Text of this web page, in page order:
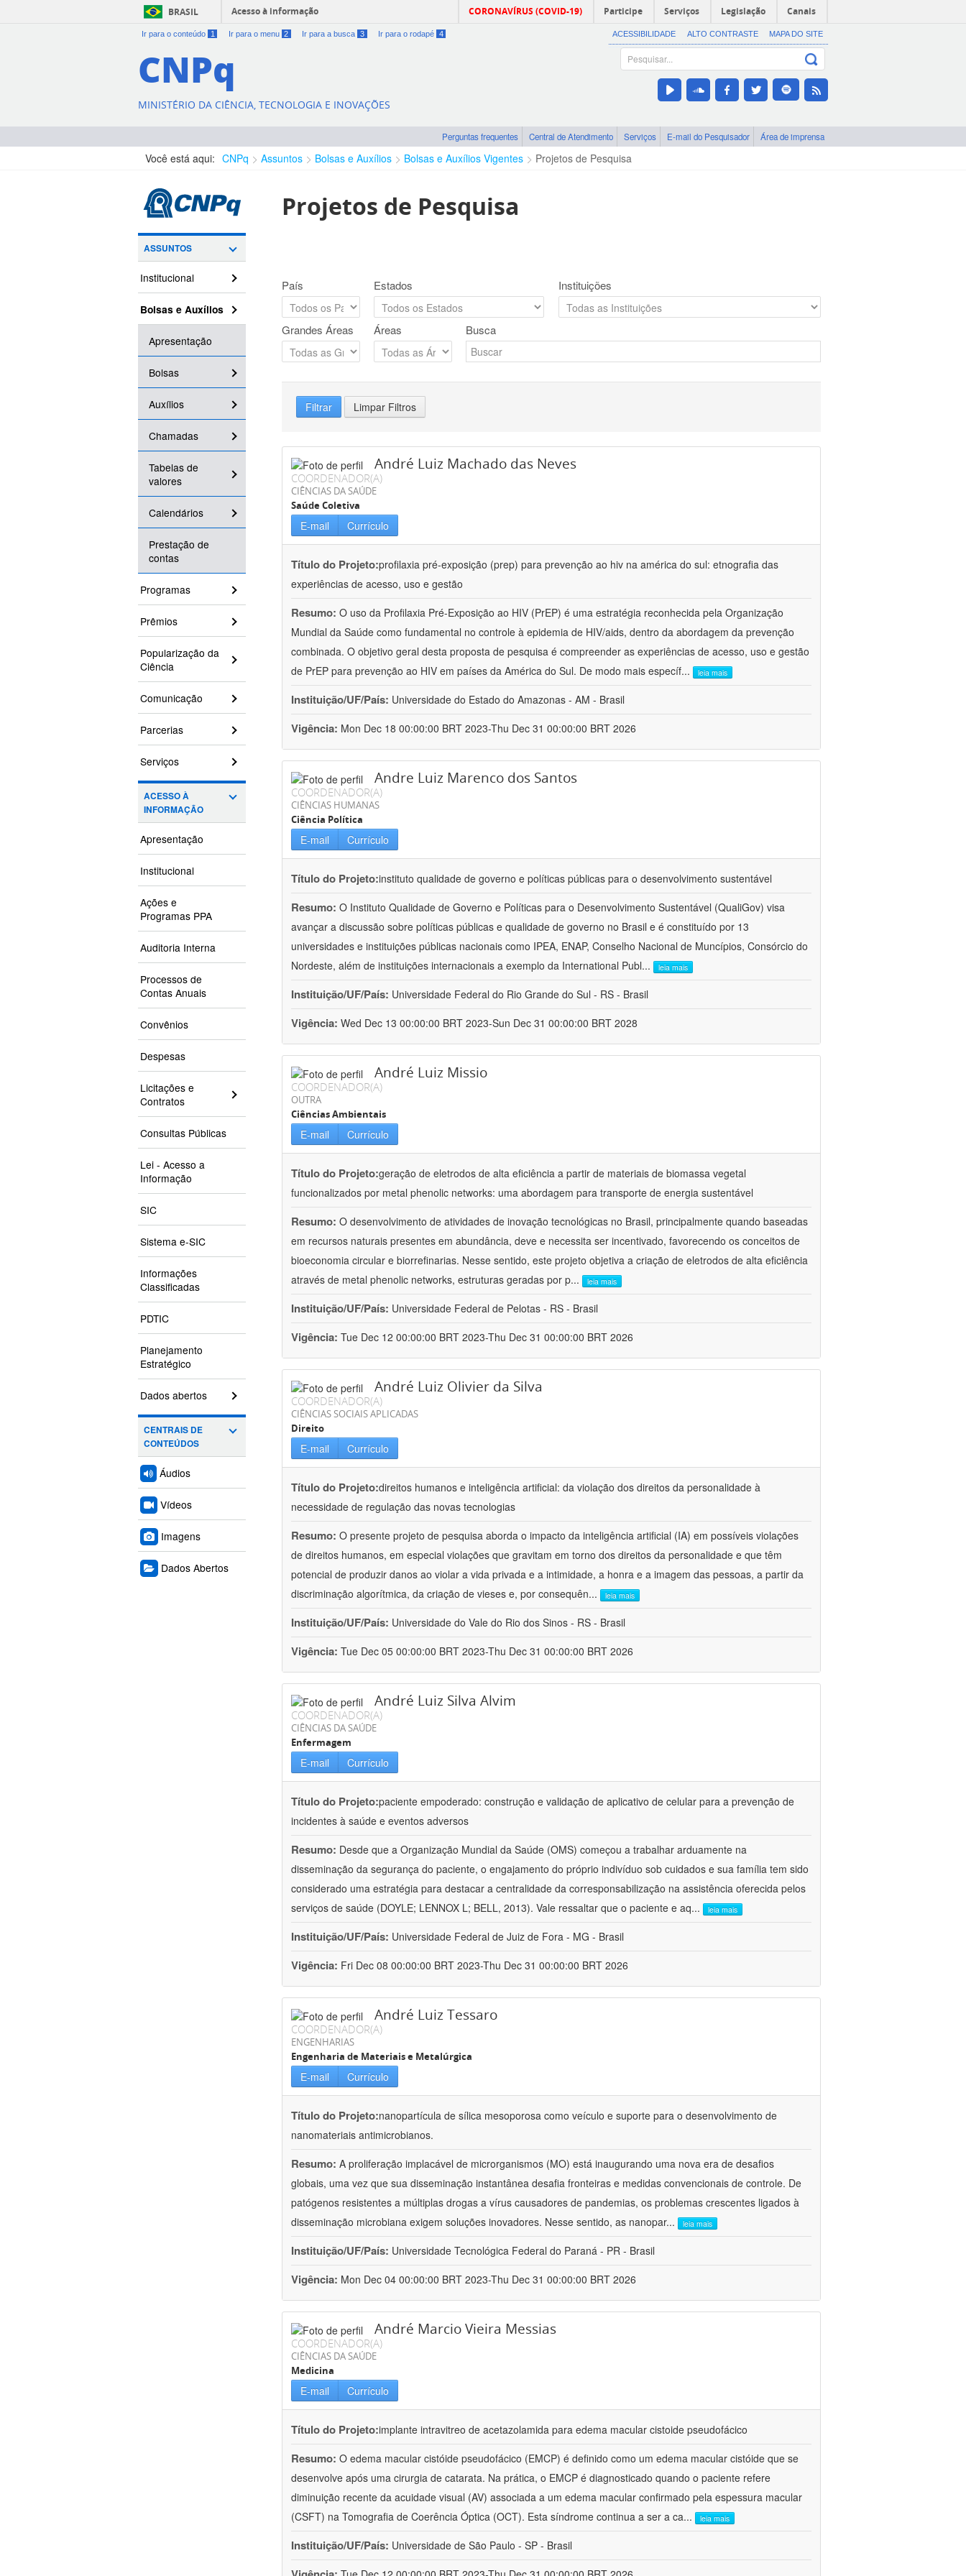
BRASIL Acesso à informação CORONAVÍRUS (COVID-19) Participe Serviços Legislação Canais
Ir para o conteúdo 1 Ir para o menu 2 Ir para a busca 3 Ir para o rodapé 4 ACESSIBILIDADE ALTO CONTRASTE MAPA DO SITE
CNPq
MINISTÉRIO DA CIÊNCIA, TECNOLOGIA E INOVAÇÕES
Perguntas frequentes Central de Atendimento Serviços E-mail do Pesquisador Área de imprensa
Você está aqui: CNPq Assuntos Bolsas e Auxílios Bolsas e Auxílios Vigentes Projetos de Pesquisa
ASSUNTOS
Institucional
Bolsas e Auxílios
Apresentação
Bolsas
Auxílios
Chamadas
Tabelas de
valores
Calendários
Prestação de
contas
Programas
Prêmios
Popularização da
Ciência
Comunicação
Parcerias
Serviços
ACESSO À
INFORMAÇÃO
Apresentação
Institucional
Ações e
Programas PPA
Auditoria Interna
Processos de
Contas Anuais
Convênios
Despesas
Licitações e
Contratos
Consultas Públicas
Lei - Acesso a
Informação
SIC
Sistema e-SIC
Informações
Classificadas
PDTIC
Planejamento
Estratégico
Dados abertos
CENTRAIS DE
CONTEÚDOS
Áudios
Vídeos
Imagens
Dados Abertos
Projetos de Pesquisa
País Estados Instituições
Grandes Áreas Áreas Busca
Filtrar Limpar Filtros
André Luiz Machado das Neves
COORDENADOR(A)
CIÊNCIAS DA SAÚDE
Saúde Coletiva
E-mail Currículo
Título do Projeto:profilaxia pré-exposição (prep) para prevenção ao hiv na américa do sul: etnografia das
experiências de acesso, uso e gestão
Resumo: O uso da Profilaxia Pré-Exposição ao HIV (PrEP) é uma estratégia reconhecida pela Organização
Mundial da Saúde como fundamental no controle à epidemia de HIV/aids, dentro da abordagem da prevenção
combinada. O objetivo geral desta proposta de pesquisa é compreender as experiências de acesso, uso e gestão
de PrEP para prevenção ao HIV em países da América do Sul. De modo mais específ... leia mais
Instituição/UF/País: Universidade do Estado do Amazonas - AM - Brasil
Vigência: Mon Dec 18 00:00:00 BRT 2023-Thu Dec 31 00:00:00 BRT 2026
Andre Luiz Marenco dos Santos
COORDENADOR(A)
CIÊNCIAS HUMANAS
Ciência Política
E-mail Currículo
Título do Projeto:instituto qualidade de governo e políticas públicas para o desenvolvimento sustentável
Resumo: O Instituto Qualidade de Governo e Políticas para o Desenvolvimento Sustentável (QualiGov) visa
avançar a discussão sobre políticas públicas e qualidade de governo no Brasil e é constituído por 13
universidades e instituições públicas nacionais como IPEA, ENAP, Conselho Nacional de Muncípios, Consórcio do
Nordeste, além de instituições internacionais a exemplo da International Publ... leia mais
Instituição/UF/País: Universidade Federal do Rio Grande do Sul - RS - Brasil
Vigência: Wed Dec 13 00:00:00 BRT 2023-Sun Dec 31 00:00:00 BRT 2028
André Luiz Missio
COORDENADOR(A)
OUTRA
Ciências Ambientais
E-mail Currículo
Título do Projeto:geração de eletrodos de alta eficiência a partir de materiais de biomassa vegetal
funcionalizados por metal phenolic networks: uma abordagem para transporte de energia sustentável
Resumo: O desenvolvimento de atividades de inovação tecnológicas no Brasil, principalmente quando baseadas
em recursos naturais presentes em abundância, deve e necessita ser incentivado, favorecendo os conceitos de
bioeconomia circular e biorrefinarias. Nesse sentido, este projeto objetiva a criação de eletrodos de alta eficiência
através de metal phenolic networks, estruturas geradas por p... leia mais
Instituição/UF/País: Universidade Federal de Pelotas - RS - Brasil
Vigência: Tue Dec 12 00:00:00 BRT 2023-Thu Dec 31 00:00:00 BRT 2026
André Luiz Olivier da Silva
COORDENADOR(A)
CIÊNCIAS SOCIAIS APLICADAS
Direito
E-mail Currículo
Título do Projeto:direitos humanos e inteligência artificial: da violação dos direitos da personalidade à
necessidade de regulação das novas tecnologias
Resumo: O presente projeto de pesquisa aborda o impacto da inteligência artificial (IA) em possíveis violações
de direitos humanos, em especial violações que gravitam em torno dos direitos da personalidade e que têm
potencial de produzir danos ao violar a vida privada e a intimidade, a honra e a imagem das pessoas, a partir da
discriminação algorítmica, da criação de vieses e, por consequên... leia mais
Instituição/UF/País: Universidade do Vale do Rio dos Sinos - RS - Brasil
Vigência: Tue Dec 05 00:00:00 BRT 2023-Thu Dec 31 00:00:00 BRT 2026
André Luiz Silva Alvim
COORDENADOR(A)
CIÊNCIAS DA SAÚDE
Enfermagem
E-mail Currículo
Título do Projeto:paciente empoderado: construção e validação de aplicativo de celular para a prevenção de
incidentes à saúde e eventos adversos
Resumo: Desde que a Organização Mundial da Saúde (OMS) começou a trabalhar arduamente na
disseminação da segurança do paciente, o engajamento do próprio indivíduo sob cuidados e sua família tem sido
considerado uma estratégia para destacar a centralidade da corresponsabilização na assistência oferecida pelos
serviços de saúde (DOYLE; LENNOX L; BELL, 2013). Vale ressaltar que o paciente e aq... leia mais
Instituição/UF/País: Universidade Federal de Juiz de Fora - MG - Brasil
Vigência: Fri Dec 08 00:00:00 BRT 2023-Thu Dec 31 00:00:00 BRT 2026
André Luiz Tessaro
COORDENADOR(A)
ENGENHARIAS
Engenharia de Materiais e Metalúrgica
E-mail Currículo
Título do Projeto:nanopartícula de sílica mesoporosa como veículo e suporte para o desenvolvimento de
nanomateriais antimicrobianos.
Resumo: A proliferação implacável de microrganismos (MO) está inaugurando uma nova era de desafios
globais, uma vez que sua disseminação instantânea desafia fronteiras e medidas convencionais de controle. De
patógenos resistentes a múltiplas drogas a vírus causadores de pandemias, os problemas crescentes ligados à
disseminação microbiana exigem soluções inovadores. Nesse sentido, as nanopar... leia mais
Instituição/UF/País: Universidade Tecnológica Federal do Paraná - PR - Brasil
Vigência: Mon Dec 04 00:00:00 BRT 2023-Thu Dec 31 00:00:00 BRT 2026
André Marcio Vieira Messias
COORDENADOR(A)
CIÊNCIAS DA SAÚDE
Medicina
E-mail Currículo
Título do Projeto:implante intravitreo de acetazolamida para edema macular cistoide pseudofácico
Resumo: O edema macular cistóide pseudofácico (EMCP) é definido como um edema macular cistóide que se
desenvolve após uma cirurgia de catarata. Na prática, o EMCP é diagnosticado quando o paciente refere
diminuição recente da acuidade visual (AV) associada a um edema macular confirmado pela espessura macular
(CSFT) na Tomografia de Coerência Óptica (OCT). Esta síndrome continua a ser a ca... leia mais
Instituição/UF/País: Universidade de São Paulo - SP - Brasil